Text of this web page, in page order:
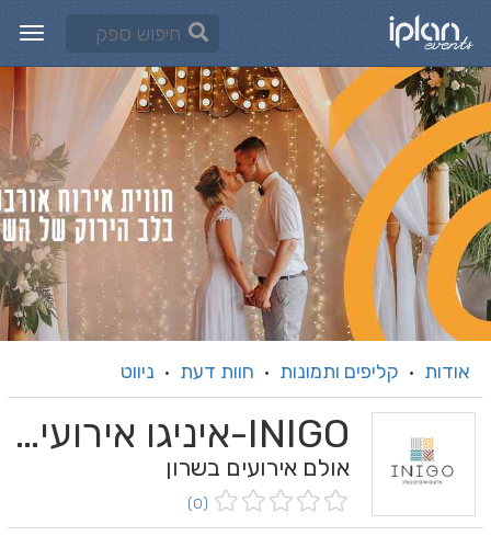
אודות · קליפים ותמונות · חוות דעת · ניווט
INIGO-איניגו אירועים
אולם אירועים בשרון
(0)